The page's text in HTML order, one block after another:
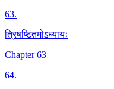
63.
त्रिषष्टितमोऽध्यायः
Chapter 63
64.